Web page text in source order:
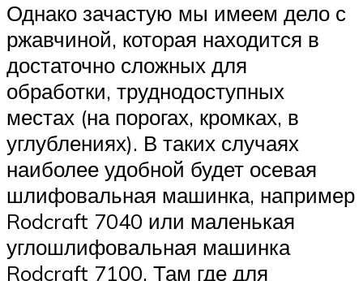
Однако зачастую мы имеем дело с
ржавчиной, которая находится в
достаточно сложных для
обработки, труднодоступных
местах (на порогах, кромках, в
углублениях). В таких случаях
наиболее удобной будет осевая
шлифовальная машинка, например
Rodcraft 7040 или маленькая
углошлифовальная машинка
Rodcraft 7100. Там где для